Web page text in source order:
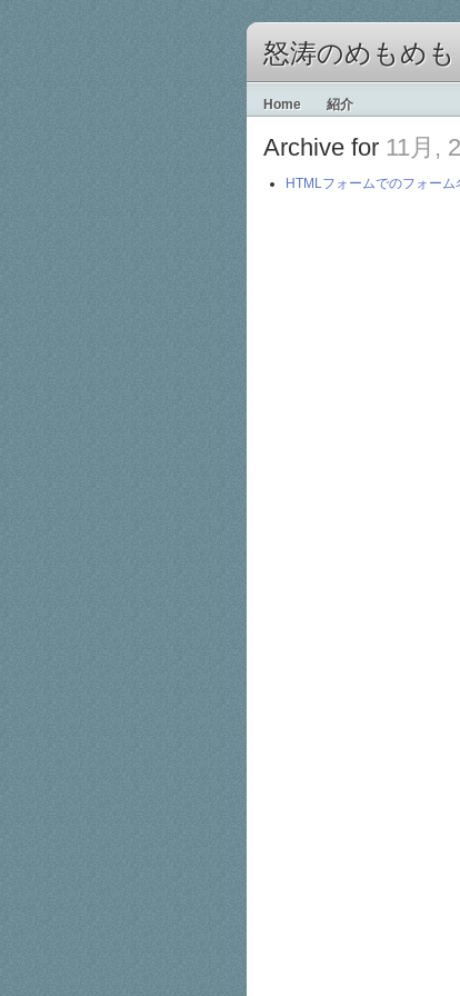
怒涛のめもめ
Home 紹介
Archive for 11月,
HTMLフォームでのフォーム